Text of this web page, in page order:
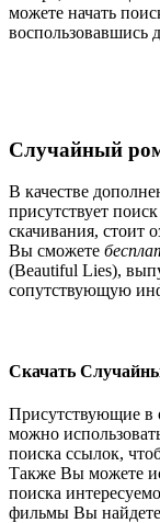
можете начать
воспользовавшись
Случайный
В качестве
присутствует
скачивания, стоит
Вы сможете
(Beautiful Lies),
сопутствующую
Скачать
Присутствующие в
можно
поиска ссылок,
Также Вы можете
поиска
фильмы Вы